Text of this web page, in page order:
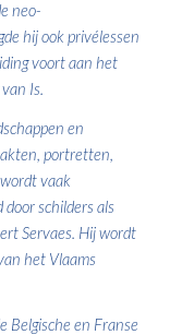
neo-
hij ook privélessen
voort aan het
Is.
en
portretten,
vaak
door schilders als
Servaes. Hij wordt
het Vlaams
Belgische en Franse